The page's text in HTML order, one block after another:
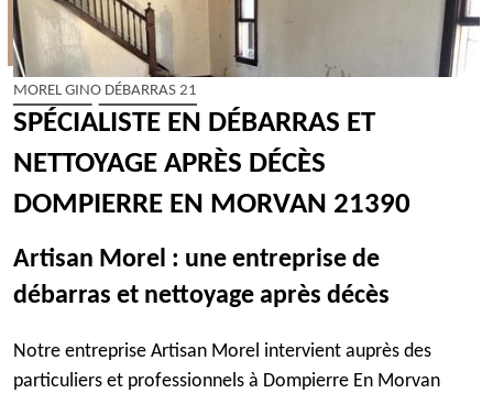
MOREL GINO DÉBARRAS 21
SPÉCIALISTE EN DÉBARRAS ET
NETTOYAGE APRÈS DÉCÈS
DOMPIERRE EN MORVAN 21390
Artisan Morel : une entreprise de
débarras et nettoyage après décès
Notre entreprise Artisan Morel intervient auprès des
particuliers et professionnels à Dompierre En Morvan